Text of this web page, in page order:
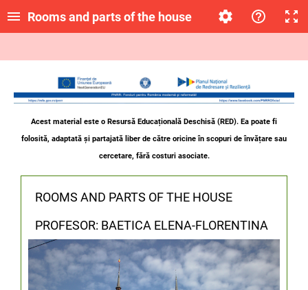
Rooms and parts of the house
Acest material este o Resursă Educațională Deschisă (RED). Ea poate fi
folosită, adaptată și partajată liber de către oricineîn scopuri de învățare sau
cercetare, fără costuri asociate.
ROOMS AND PARTS OF THE HOUSE
PROFESOR: BAETICA ELENA-FLORENTINA